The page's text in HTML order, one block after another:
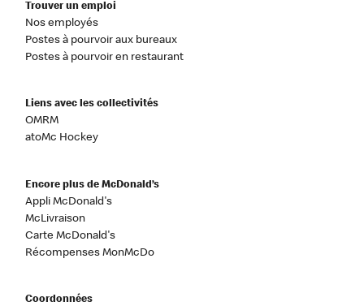
Trouver un emploi
Nos employés
Postes à pourvoir aux bureaux
Postes à pourvoir en restaurant
Liens avec les collectivités
OMRM
atoMc Hockey
Encore plus de McDonald’s
Appli McDonald's
McLivraison
Carte McDonald's
Récompenses MonMcDo
Coordonnées